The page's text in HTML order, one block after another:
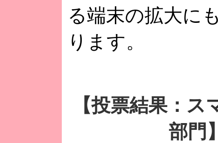
る端末の拡大に
ります。
【投票結果：
部門